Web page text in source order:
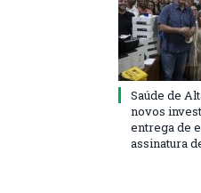
Saúde de
novos
entrega de
assinatura